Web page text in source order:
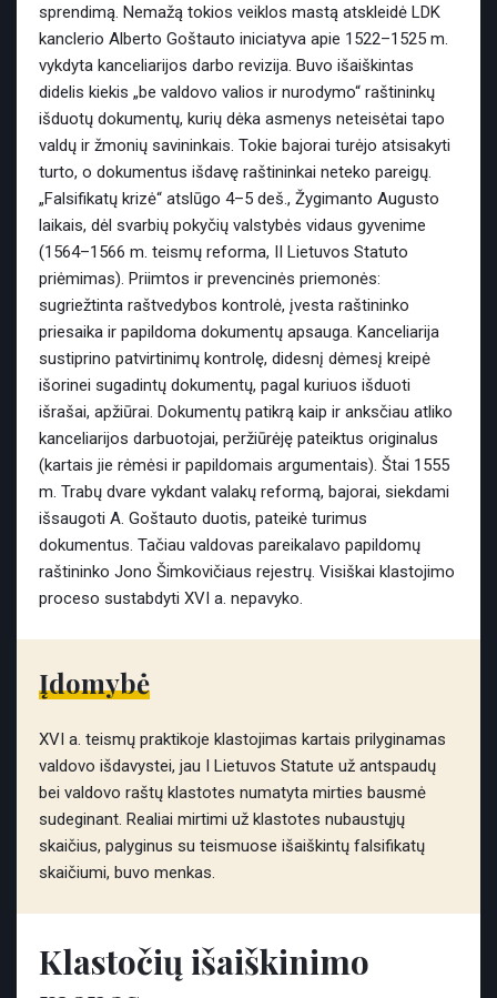
sprendimą. Nemažą tokios veiklos mastą atskleidė LDK
kanclerio Alberto Goštauto iniciatyva apie 1522–1525 m.
vykdyta kanceliarijos darbo revizija. Buvo išaiškintas
didelis kiekis „be valdovo valios ir nurodymo“ raštininkų
išduotų dokumentų, kurių dėka asmenys neteisėtai tapo
valdų ir žmonių savininkais. Tokie bajorai turėjo atsisakyti
turto, o dokumentus išdavę raštininkai neteko pareigų.
„Falsifikatų krizė“ atslūgo 4–5 deš., Žygimanto Augusto
laikais, dėl svarbių pokyčių valstybės vidaus gyvenime
(1564–1566 m. teismų reforma, II Lietuvos Statuto
priėmimas). Priimtos ir prevencinės priemonės:
sugriežtinta raštvedybos kontrolė, įvesta raštininko
priesaika ir papildoma dokumentų apsauga. Kanceliarija
sustiprino patvirtinimų kontrolę, didesnį dėmesį kreipė
išorinei sugadintų dokumentų, pagal kuriuos išduoti
išrašai, apžiūrai. Dokumentų patikrą kaip ir anksčiau atliko
kanceliarijos darbuotojai, peržiūrėję pateiktus originalus
(kartais jie rėmėsi ir papildomais argumentais). Štai 1555
m. Trabų dvare vykdant valakų reformą, bajorai, siekdami
išsaugoti A. Goštauto duotis, pateikė turimus
dokumentus. Tačiau valdovas pareikalavo papildomų
raštininko Jono Šimkovičiaus rejestrų. Visiškai klastojimo
proceso sustabdyti XVI a. nepavyko.
Įdomybė
XVI a. teismų praktikoje klastojimas kartais prilyginamas
valdovo išdavystei, jau I Lietuvos Statute už antspaudų
bei valdovo raštų klastotes numatyta mirties bausmė
sudeginant. Realiai mirtimi už klastotes nubaustųjų
skaičius, palyginus su teismuose išaiškintų falsifikatų
skaičiumi, buvo menkas.
Klastočių išaiškinimo